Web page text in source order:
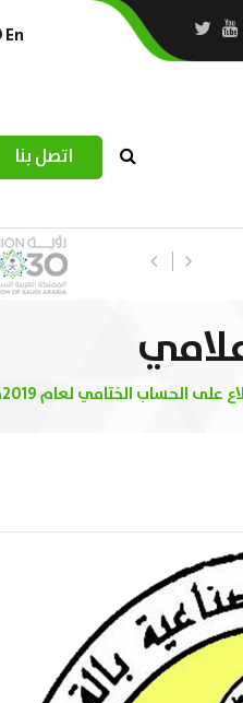
En
اتصل بنا
استبيان مرصد
الحساب الختامي لعام 2019م